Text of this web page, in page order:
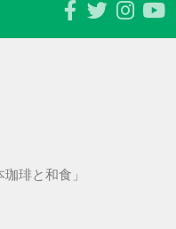
琲と和食」